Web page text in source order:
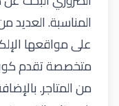
المناسبة. العديد
على مواقعها
متخصصة تقدم
من المتاجر.